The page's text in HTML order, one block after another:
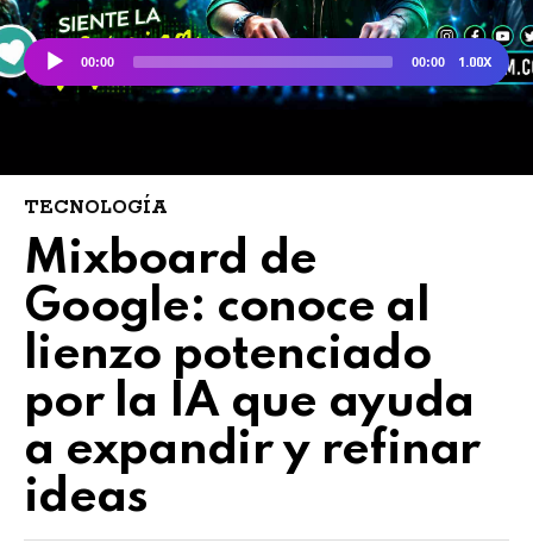
TECNOLOGÍA
Mixboard de
Google: conoce al
lienzo potenciado
por la IA que ayuda
a expandir y refinar
ideas